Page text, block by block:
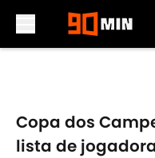
Copa dos
lista de